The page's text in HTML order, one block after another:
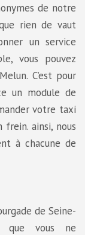
de notre
rien de vaut
un service
vous pouvez
C’est pour
un module de
votre taxi
ainsi, nous
à chacune de
de Seine-
que vous ne